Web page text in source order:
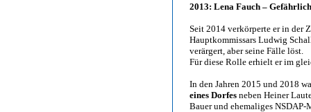
2013: Lena Fauch –
Seit 2014 verkörperte er in der
Hauptkommissars Ludwig
verärgert, aber seine Fälle löst.
Für diese Rolle erhielt er im
In den Jahren 2015 und 2018
eines Dorfes neben Heiner
Bauer und ehemaliges